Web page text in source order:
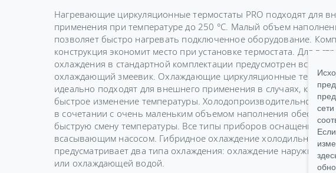
Нагревающие циркуляционные термостаты PRO подходят для
применения при температуре до 250 °C. Малый объем
позволяет быстро нагревать подключенное оборудование.
конструкция экономит место при установке термостата. Для
охлаждения в стандартной комплектации предусмотрен
охлаждающий змеевик. Охлаждающие циркуляционные
идеально подходят для внешнего применения в случаях, когда
быстрое изменение температуры. Холодопроизводительность
в сочетании с очень маленьким объемом наполнения
быструю смену температуры. Все типы приборов оснащены
всасывающим насосом. Гибридное охлаждение холодильной
предусматривает два типа охлаждения: охлаждение наружным
или охлаждающей водой.